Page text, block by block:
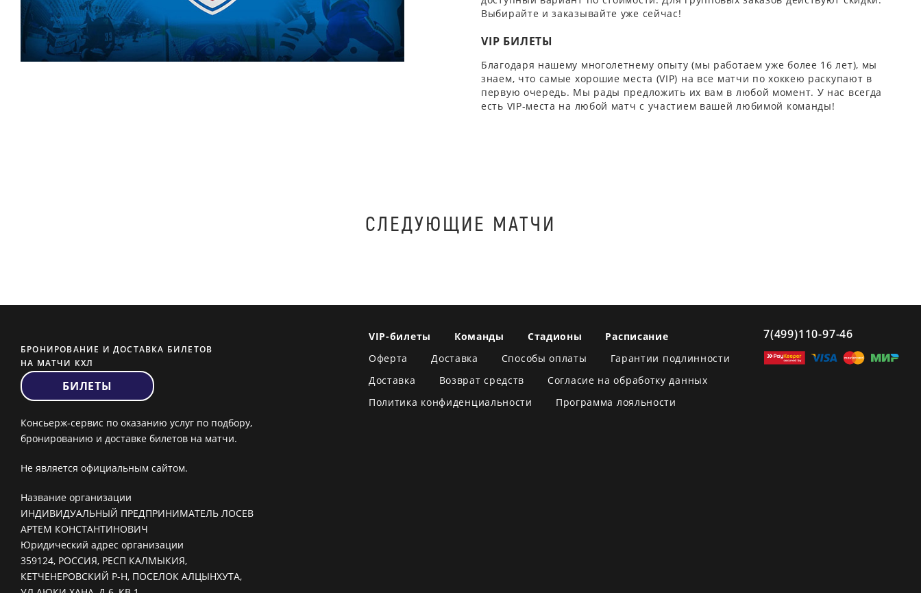
Выбирайте и заказывайте уже сейчас!
VIP БИЛЕТЫ
Благодаря нашему многолетнему опыту (мы работаем уже более 16 лет), мы
знаем, что самые хорошие места (VIP) на все матчи по хоккею раскупают в
первую очередь. Мы рады предложить их вам в любой момент. У нас всегда
есть VIP-места на любой матч с участием вашей любимой команды!
СЛЕДУЮЩИЕ МАТЧИ
БРОНИРОВАНИЕ И ДОСТАВКА БИЛЕТОВ
НА МАТЧИ КХЛ
БИЛЕТЫ
Консьерж-сервис по оказанию услуг по подбору,
бронированию и доставке билетов на матчи.
Не является официальным сайтом.
Название организации
ИНДИВИДУАЛЬНЫЙ ПРЕДПРИНИМАТЕЛЬ ЛОСЕВ
АРТЕМ КОНСТАНТИНОВИЧ
Юридический адрес организации
359124, РОССИЯ, РЕСП КАЛМЫКИЯ,
КЕТЧЕНЕРОВСКИЙ Р-Н, ПОСЕЛОК АЛЦЫНХУТА,
VIP-билеты Команды Стадионы
Расписание
Оферта
Доставка Способы оплаты
Гарантии подлинности
Доставка
Возврат средств
Согласие на обработку данных
Политика конфиденциальности
Программа лояльности
7(499)110-97-46